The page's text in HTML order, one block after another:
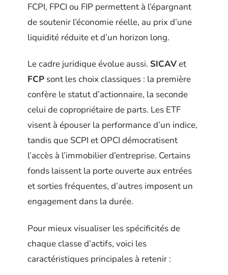
FCPI, FPCI ou FIP permettent à l’épargnant
de soutenir l’économie réelle, au prix d’une
liquidité réduite et d’un horizon long.
Le cadre juridique évolue aussi. SICAVet
FCP sont les choix classiques : la première
confère le statut d’actionnaire, la seconde
celui de copropriétaire de parts. Les ETF
visent à épouser la performance d’un indice,
tandis que SCPI et OPCI démocratisent
l’accès à l’immobilier d’entreprise. Certains
fonds laissent la porte ouverte aux entrées
et sorties fréquentes, d’autres imposent un
engagement dans la durée.
Pour mieux visualiser les spécificités de
chaque classe d’actifs, voici les
caractéristiques principales à retenir :